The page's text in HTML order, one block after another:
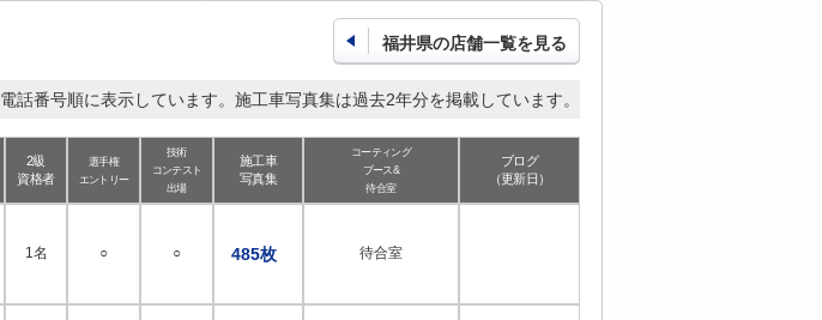
福井県の店舗一覧を見る
電話番号順に表示しています。 施工車写真集は過去2年分を掲載しています。
2級
資格者
選手権
エントリー
技術
コンテスト
出場
施工車
写真集
コーティング
ブース&
待合室
ブログ
（更新日）
1名 ○ ○ 485枚 待合室